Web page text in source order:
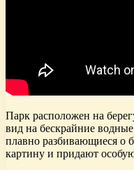
Парк расположен на
вид на бескрайние
плавно разбивающиеся о
картину и придают